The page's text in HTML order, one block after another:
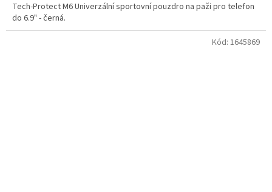
Tech-Protect M6 Univerzální sportovní pouzdro na paži pro telefon
do 6.9" - černá.
Kód: 1645869